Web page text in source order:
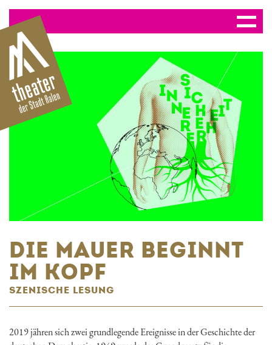
DIE MAUER BEGINNT
IM KOPF
SZENISCHE LESUNG
2019 jähren sich zwei grundlegende Ereignisse in der Geschichte der